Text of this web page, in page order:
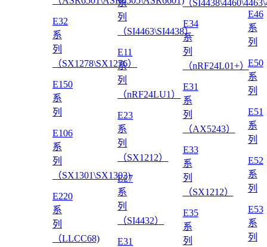
E32
系
列
（SX1278\SX1276）
E150
系
列
E106
系
列
（SX1301\SX1302)
E220
系
列
（LLCC68)
系
列
（SI4463\SI4438）
E11
系
列
（nRF24LU1）
E23
系
列
（SX1212）
E27
系
列
（SI4432）
E31
（
E34
系
列
（nRF24L01+）
E31
系
列
（AX5243）
E33
系
列
（SX1212）
E35
系
列
E46
系
列
E50
系
列
E51
系
列
E52
系
列
E53
系
列